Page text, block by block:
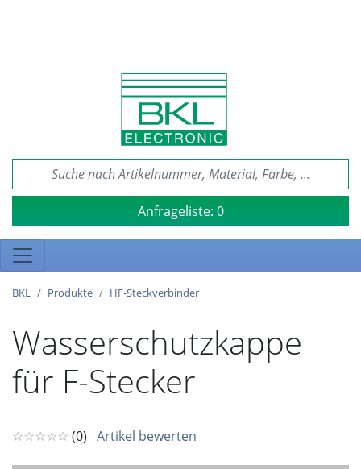
Anfrageliste: 0
BKL Produkte HF-Steckverbinder
Wasserschutzkappe
für F-Stecker
☆☆☆☆☆ (0) Artikel bewerten